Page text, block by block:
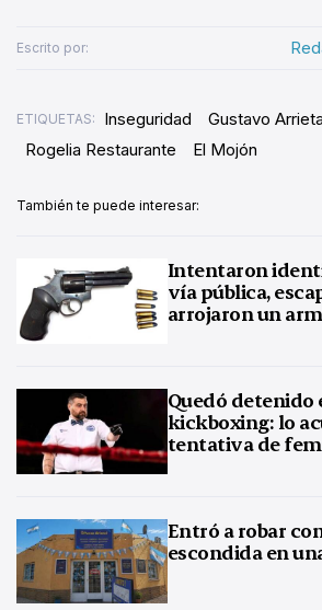
Escrito por:
ETIQUETAS: Inseguridad Gustavo Arrieta
Rogelia Restaurante
El Mojón
También te puede interesar:
Intentaron
vía pública,
arrojaron un
Quedó detenido
kickboxing: lo
tentativa de
Entró a robar
escondida en